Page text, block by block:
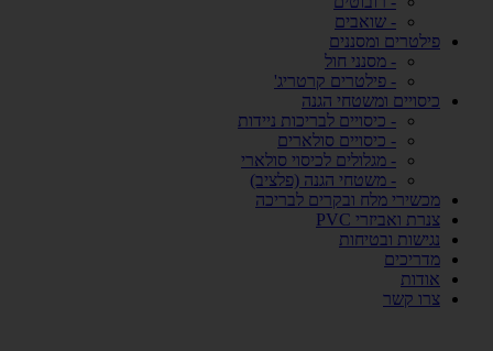
- שואבים
פילטרים ומסננים
- מסנני חול
- פילטרים קרטריג'
כיסויים ומשטחי הגנה
- כיסויים לבריכות ניידות
- כיסויים סולארים
- מגלולים לכיסוי סולארי
- משטחי הגנה (פלציב)
מכשירי מלח ובקרים לבריכה
צנרת ואביזרי PVC
נגישות ובטיחות
מדריכים
אודות
צרו קשר